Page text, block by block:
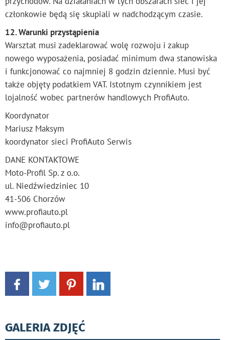
członkowie będą się skupiali w nadchodzącym czasie.
12. Warunki przystąpienia
Warsztat musi zadeklarować wolę rozwoju i zakup
nowego wyposażenia, posiadać minimum dwa stanowiska
i funkcjonować co najmniej 8 godzin dziennie. Musi być
także objęty podatkiem VAT. Istotnym czynnikiem jest
lojalność wobec partnerów handlowych ProfiAuto.
Koordynator
Mariusz Maksym
koordynator sieci ProfiAuto Serwis
DANE KONTAKTOWE
Moto-Profil Sp. z o.o.
ul. Niedźwiedziniec 10
41-506 Chorzów
www.profiauto.pl
info@profiauto.pl
GALERIA ZDJĘĆ